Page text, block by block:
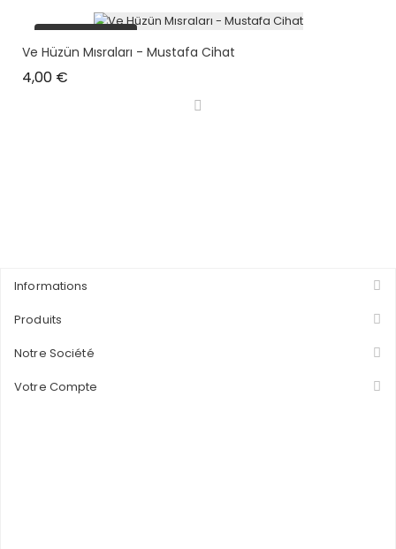
plus en stock
Ve Hüzün Mısraları - Mustafa Cihat
4,00 €
Informations
Produits
Notre Société
Votre Compte